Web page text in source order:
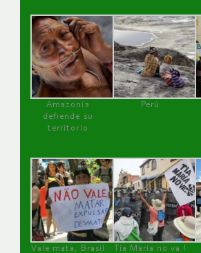
Amazonía
defiende su
territorio
Perú
Vale mata, Brasil Tía María no va !